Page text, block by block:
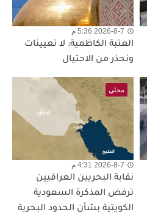
2026-8-7 5:36 م
العتبة الكاظمية: لا تعيينات
ونحذر من الاحتيال
محلي
2026-8-7 4:31 م
نقابة البحريين العراقيين
ترفض المذكرة السعودية
الكويتية بشأن الحدود البحرية